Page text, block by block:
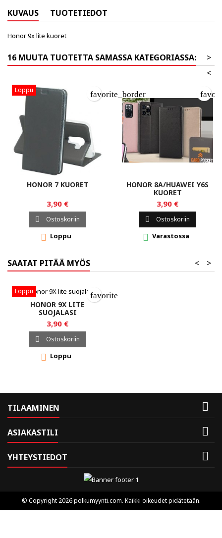
KUVAUS TUOTETIEDOT
Honor 9x lite kuoret
16 MUUTA TUOTETTA SAMASSA KATEGORIASSA:
>
<
Loppu
HONOR 7 KUORET
3,90 €
 Ostoskoriin
 Loppu
favorite_border
HONOR 8A/HUAWEI Y6S
KUORET
3,90 €
 Ostoskoriin
 Varastossa
SAATAT PITÄÄ MYÖS >
<
Loppu
HONOR 9X LITE
SUOJALASI
3,90 €
 Ostoskoriin
 Loppu
favorite_border
TILAAMINEN 
ASIAKASTILI 
YHTEYSTIEDOT 
© Copyright 2026 polkumyynti.com. Kaikki oikeudet pidätetään.